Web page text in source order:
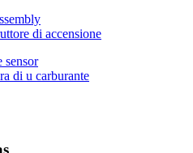
di accensione
di u carburante